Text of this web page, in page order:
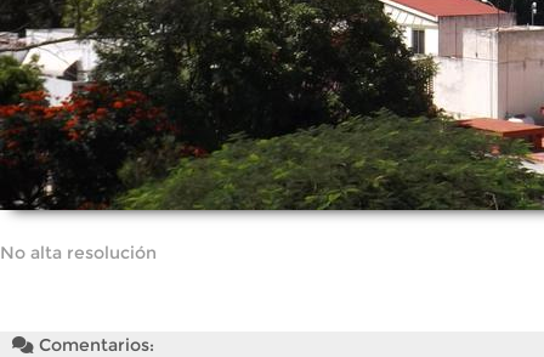
No alta resolución
Comentarios: